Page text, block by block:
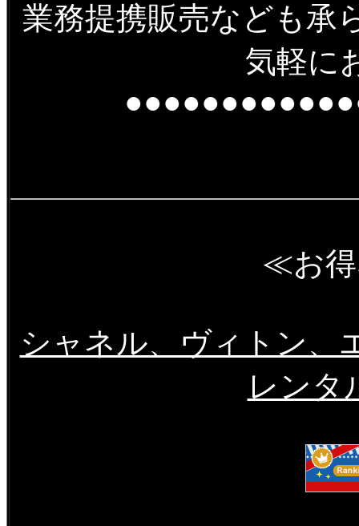
業務提携販売なども承
気軽に
≪お
シャネル、ヴィトン、
レンタ